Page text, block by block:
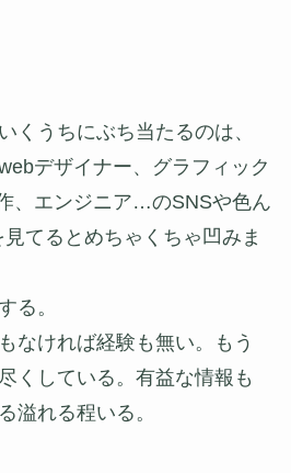
くうちにぶち当たるのは、
デザイナー、グラフィック
、エンジニア…のSNSや色ん
てるとめちゃくちゃ凹みま
る。
なければ経験も無い。もう
くしている。有益な情報も
溢れる程いる。